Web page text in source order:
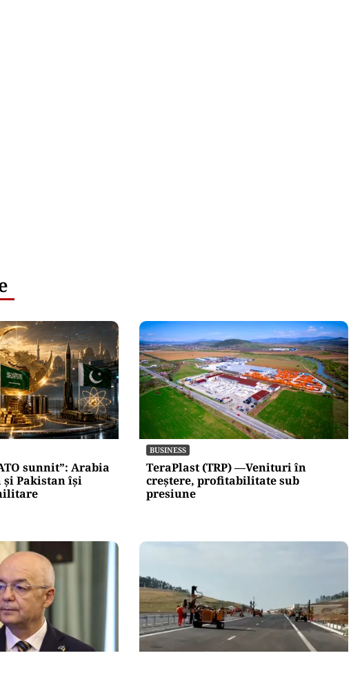
sunnit”: Arabia
și Pakistan își
BUSINESS
TeraPlast (TRP) —Venituri în
creștere, profitabilitate sub
presiune